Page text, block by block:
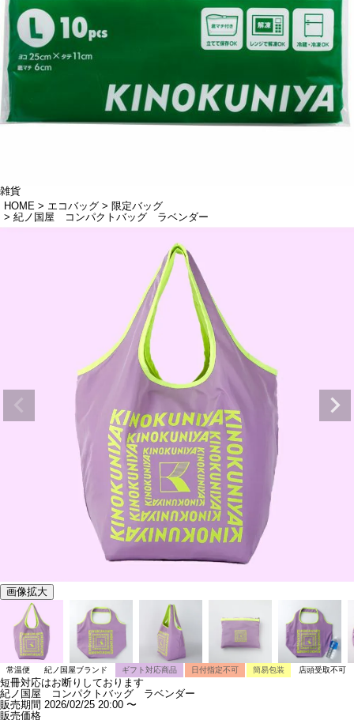
雑貨
HOME
エコバッグ
限定バッグ
紀ノ国屋 コンパクトバッグ ラベンダー
画像拡大
常温便 紀ノ国屋ブランド ギフト対応商品 日付指定不可 簡易包装 店頭受取不可
短冊対応はお断りしております
紀ノ国屋 コンパクトバッグ ラベンダー
販売期間 2026/02/25 20:00 〜
販売価格